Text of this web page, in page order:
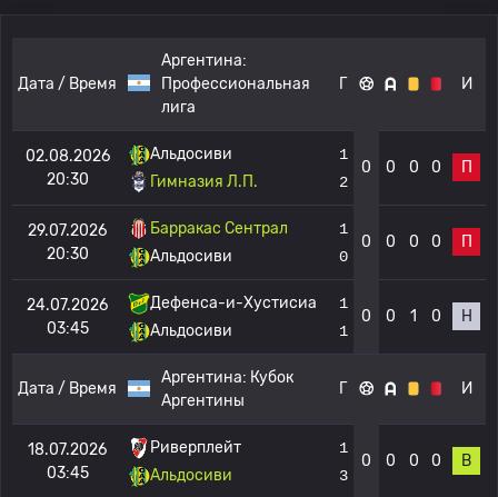
Дата / Время
Аргентина:
Профессиональная
лига
Г И
02.08.2026
20:30
Альдосиви
Гимназия Л.П.
1
2
0 0 0 0 П
29.07.2026
20:30
Барракас Сентрал
Альдосиви
1
0
0 0 0 0 П
24.07.2026
03:45
Дефенса-и-Хустисиа
Альдосиви
1
1
0 0 1 0 Н
Дата / Время
Аргентина: Кубок
Аргентины
Г И
18.07.2026
03:45
Риверплейт
Альдосиви
1
3
0 0 0 0 В